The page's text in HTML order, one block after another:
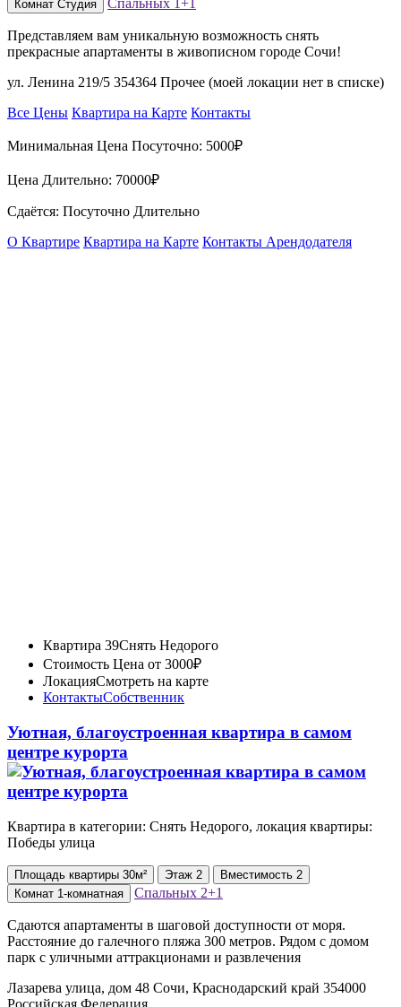
Комнат Студия Спальных 1+1
Представляем вам уникальную возможность снять
прекрасные апартаменты в живописном городе Сочи!
ул. Ленина 219/5 354364 Прочее (моей локации нет в списке)
Все Цены Квартира на Карте Контакты
Минимальная Цена Посуточно: 5000₽
Цена Длительно: 70000₽
Сдаётся: Посуточно Длительно
О Квартире Квартира на Карте Контакты Арендодателя
Квартира 39Снять Недорого
Стоимость Цена от 3000₽
ЛокацияСмотреть на карте
КонтактыСобственник
Уютная, благоустроенная квартира в самом
центре курорта
Квартира в категории: Снять Недорого, локация квартиры:
Победы улица
Площадь квартиры 30м² Этаж 2 Вместимость 2
Комнат 1-комнатная Спальных 2+1
Сдаются апартаменты в шаговой доступности от моря.
Расстояние до галечного пляжа 300 метров. Рядом с домом
парк с уличными аттракционами и развлечения
Лазарева улица, дом 48 Сочи, Краснодарский край 354000
Российская Федерация